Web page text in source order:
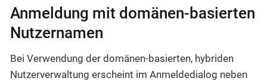
Anmeldung mit domänen-basierten
Nutzernamen
Bei Verwendung der domänen-basierten, hybriden
Nutzerverwaltung erscheint im Anmeldedialog neben